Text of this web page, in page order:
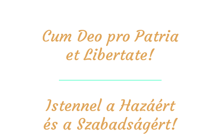
Cum Deo pro Patria
et Libertate!
Istennel a Hazáért
és a Szabadságért!